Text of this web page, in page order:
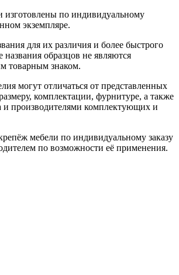
изготовлены по индивидуальному
экземпляре.
для их различия и более быстрого
названия образцов не являются
товарным знаком.
могут отличаться от представленных
комплектации, фурнитуре, а также
и производителями комплектующих и
мебели по индивидуальному заказу
по возможности её применения.